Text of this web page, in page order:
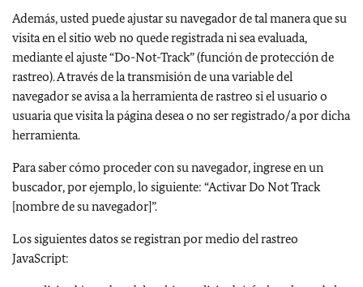
Además, usted puede ajustar su navegador de tal manera que su
visita en el sitio web no quede registrada ni sea evaluada,
mediante el ajuste “Do-Not-Track” (función de protección de
rastreo). A través de la transmisión de una variable del
navegador se avisa a la herramienta de rastreo si el usuario o
usuaria que visita la página desea o no ser registrado/a por dicha
herramienta.
Para saber cómo proceder con su navegador, ingrese en un
buscador, por ejemplo, lo siguiente: “Activar Do Not Track
[nombre de su navegador]”.
Los siguientes datos se registran por medio del rastreo
JavaScript: